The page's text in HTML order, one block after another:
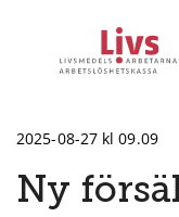
2025-08-27 kl 09.09
Ny